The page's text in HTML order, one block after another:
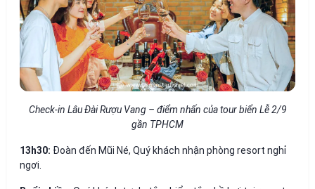
Check-in Lâu Đài Rượu Vang – điểm nhấn của tour biển Lễ 2/9
gần TPHCM
13h30: Đoàn đến Mũi Né, Quý khách nhận phòng resort nghỉ
ngơi.